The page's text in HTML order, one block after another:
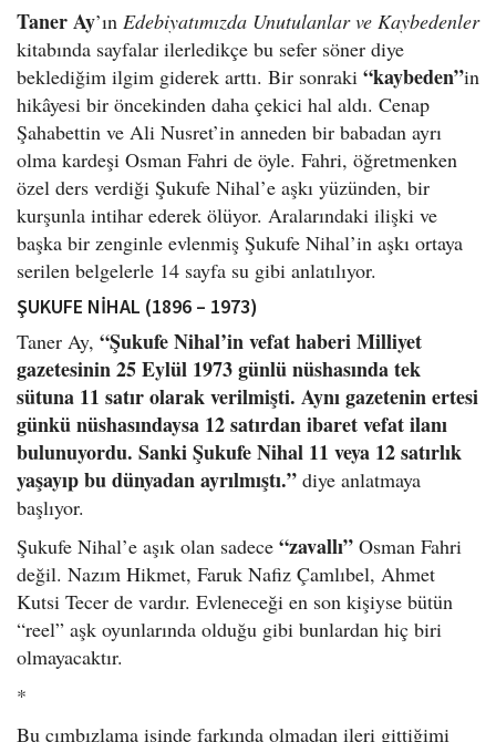
Taner Ay’ın Edebiyatımızda Unutulanlar ve Kaybedenler
kitabında sayfalar ilerledikçe bu sefer söner diye
beklediğim ilgim giderek arttı. Bir sonraki “kaybeden”in
hikâyesi bir öncekinden daha çekici hal aldı. Cenap
Şahabettin ve Ali Nusret’in anneden bir babadan ayrı
olma kardeşi Osman Fahri de öyle. Fahri, öğretmenken
özel ders verdiği Şukufe Nihal’e aşkı yüzünden, bir
kurşunla intihar ederek ölüyor. Aralarındaki ilişki ve
başka bir zenginle evlenmiş Şukufe Nihal’in aşkı ortaya
serilen belgelerle 14 sayfa su gibi anlatılıyor.
ŞUKUFE NİHAL (1896 – 1973)
Taner Ay, “Şukufe Nihal’in vefat haberi Milliyet
gazetesinin 25 Eylül 1973 günlü nüshasında tek
sütuna 11 satır olarak verilmişti. Aynı gazetenin ertesi
günkü nüshasındaysa 12 satırdan ibaret vefat ilanı
bulunuyordu. Sanki Şukufe Nihal 11 veya 12 satırlık
yaşayıp bu dünyadan ayrılmıştı.” diye anlatmaya
başlıyor.
Şukufe Nihal’e aşık olan sadece “zavallı” Osman Fahri
değil. Nazım Hikmet, Faruk Nafiz Çamlıbel, Ahmet
Kutsi Tecer de vardır. Evleneceği en son kişiyse bütün
“reel” aşk oyunlarında olduğu gibi bunlardan hiç biri
olmayacaktır.
*
Bu cımbızlama işinde farkında olmadan ileri gittiğimi